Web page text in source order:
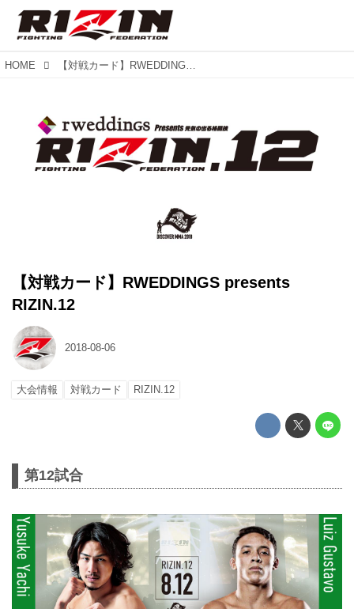
HOME 【対戦カード】RWEDDINGS presents RIZIN.12
【対戦カード】RWEDDINGS presents
RIZIN.12
2018-08-06
大会情報 対戦カード RIZIN.12
第12試合